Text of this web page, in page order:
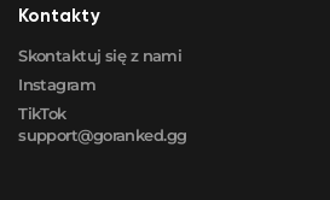
Kontakty
Skontaktuj się z nami
Instagram
TikTok
support@goranked.gg